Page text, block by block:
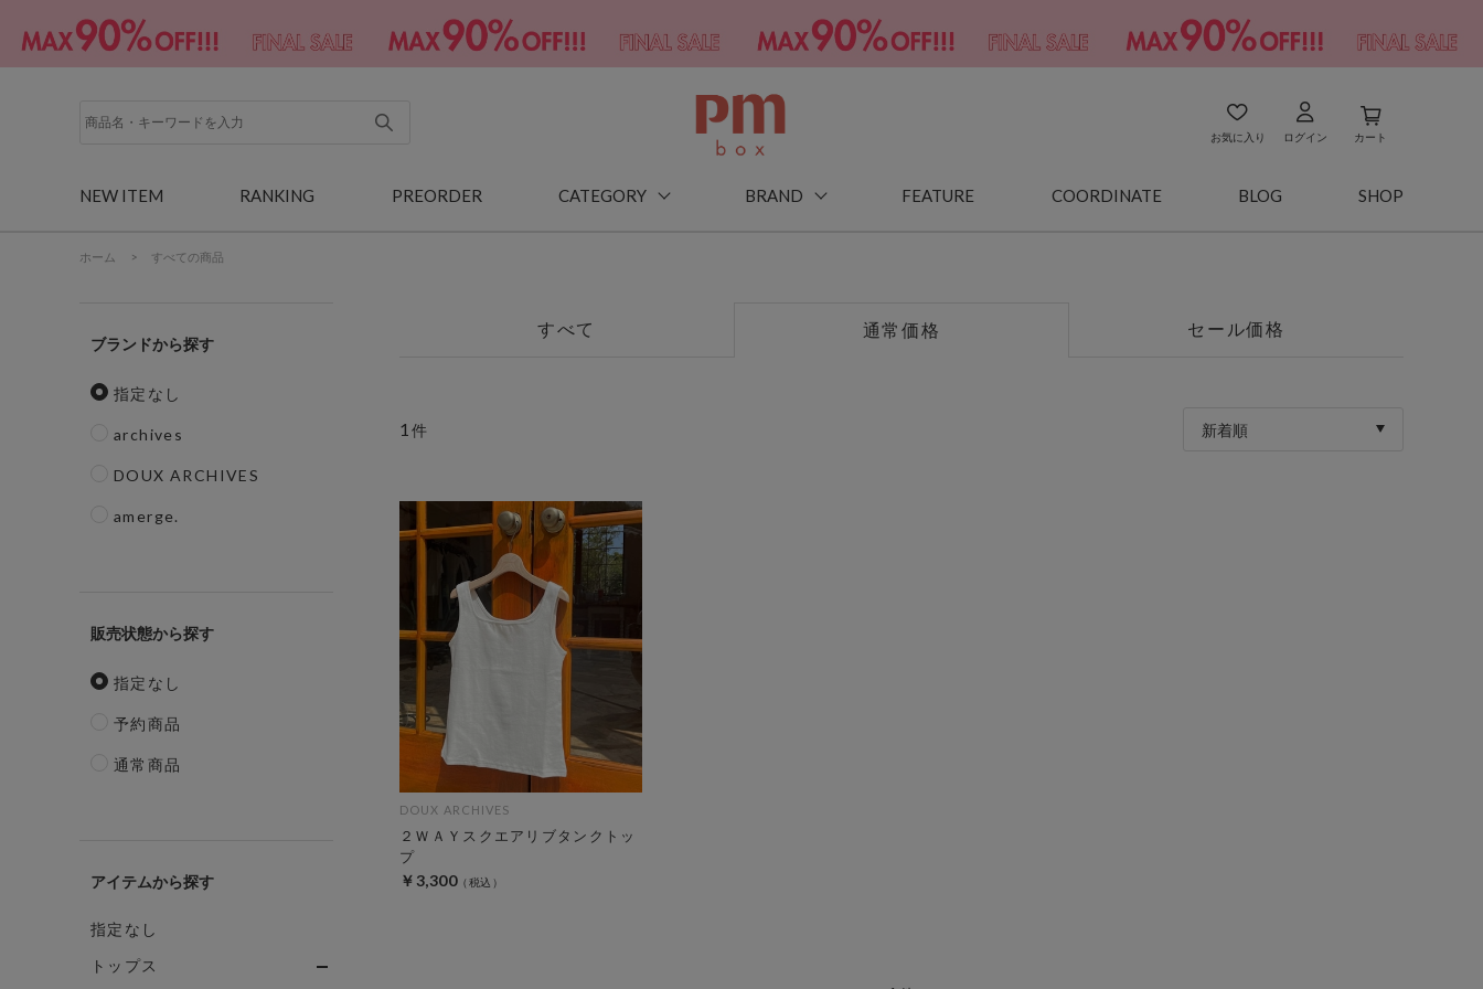
お気に入り ログイン カート
NEW ITEM RANKING PREORDER CATEGORY BRAND FEATURE COORDINATE BLOG SHOP
ホーム > すべての商品
ブランド
指定なし
archives
DOUX ARCHIVES
amerge.
販売状態
指定なし
予約商品
通常商品
アイテム
指定なし
トップス
すべて 通常価格 セール価格
1 件 新着順
DOUX ARCHIVES
２ＷＡＹスクエアリブタンクトッ
プ
￥3,300